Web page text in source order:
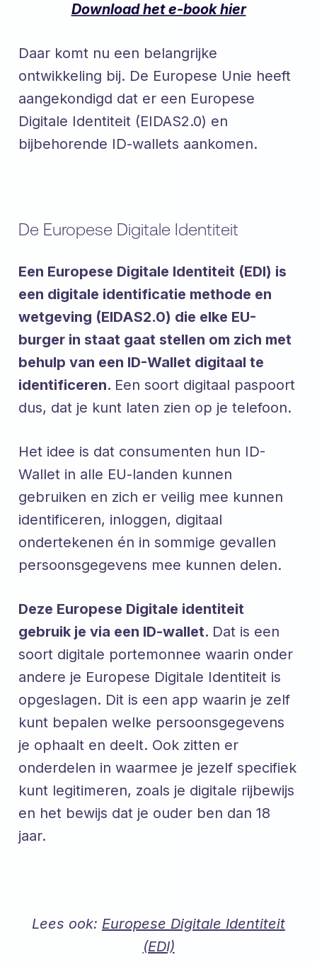
Download het e-book hier
Daar komt nu een belangrijke
ontwikkeling bij. De Europese Unie heeft
aangekondigd dat er een Europese
Digitale Identiteit (EIDAS2.0) en
bijbehorende ID-wallets aankomen.
De Europese Digitale Identiteit
Een Europese Digitale Identiteit (EDI) is
een digitale identificatie methode en
wetgeving (EIDAS2.0) die elke EU-
burger in staat gaat stellen om zich met
behulp van een ID-Wallet digitaal te
identificeren. Een soort digitaal paspoort
dus, dat je kunt laten zien op je telefoon.
Het idee is dat consumenten hun ID-
Wallet in alle EU-landen kunnen
gebruiken en zich er veilig mee kunnen
identificeren, inloggen, digitaal
ondertekenen én in sommige gevallen
persoonsgegevens mee kunnen delen.
Deze Europese Digitale identiteit
gebruik je via een ID-wallet. Dat is een
soort digitale portemonnee waarin onder
andere je Europese Digitale Identiteit is
opgeslagen. Dit is een app waarin je zelf
kunt bepalen welke persoonsgegevens
je ophaalt en deelt. Ook zitten er
onderdelen in waarmee je jezelf specifiek
kunt legitimeren, zoals je digitale rijbewijs
en het bewijs dat je ouder ben dan 18
jaar.
Lees ook: Europese Digitale Identiteit
(EDI)